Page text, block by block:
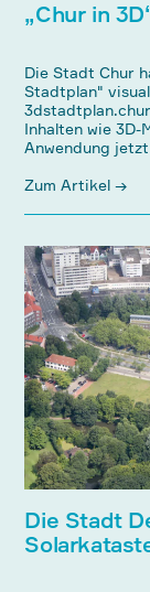
„Chur in
Die Stadt Chur
Stadtplan"
Inhalten wie
Anwendung
Zum Artikel →
Die Stadt